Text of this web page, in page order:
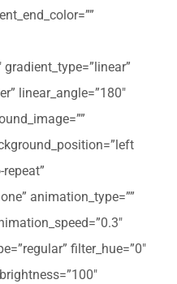
linear_angle=”180″
animation_type=””
filter_hue=”0″